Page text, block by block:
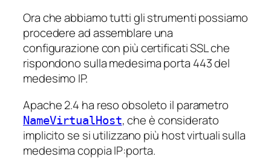
Ora che abbiamo tutti gli strumenti possiamo
procedere ad assemblare una
configurazione con più certificati SSL che
rispondono sulla medesima porta 443 del
medesimo IP.
Apache 2.4 ha reso obsoleto il parametro
NameVirtualHost, che è considerato
implicito se si utilizzano più host virtuali sulla
medesima coppia IP:porta.